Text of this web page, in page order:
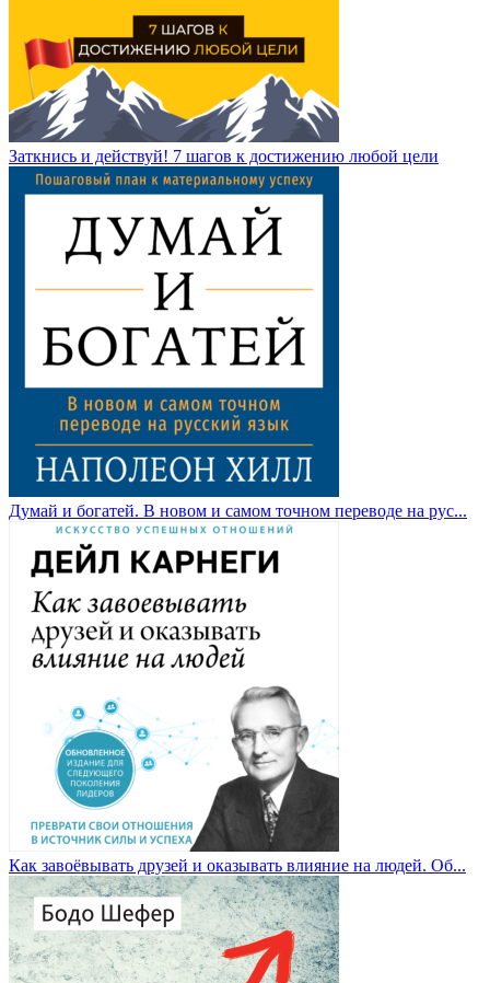
Заткнись и действуй! 7 шагов к достижению любой цели
Думай и богатей. В новом и самом точном переводе на рус...
Как завоёвывать друзей и оказывать влияние на людей. Об...